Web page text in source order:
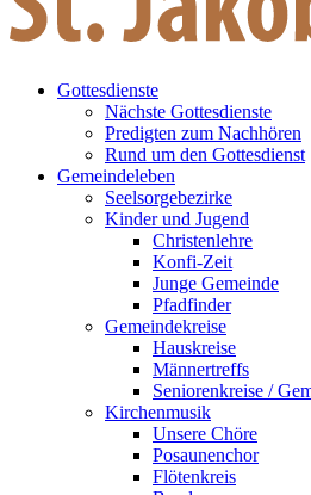
Gottesdienste
Nächste Gottesdienste
Predigten zum Nachhören
Rund um den Gottesdienst
Gemeindeleben
Seelsorgebezirke
Kinder und Jugend
Christenlehre
Konfi-Zeit
Junge Gemeinde
Pfadfinder
Gemeindekreise
Hauskreise
Männertreffs
Seniorenkreise /
Kirchenmusik
Unsere Chöre
Posaunenchor
Flötenkreis